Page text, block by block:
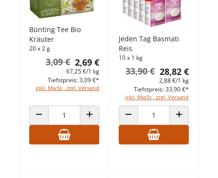
Bünting Tee Bio
Kräuter
20 x 2 g
2,69 €
3,09 €
67,25 €/1 kg
inkl. MwSt., zzgl. Versand
Tiefstpreis: 3,09 €*
ANZAHL VERRINGERNANZAHL ERHÖHEN
Jeden Tag Basmati
Reis
10 x 1 kg
28,82 €
33,90 €
2,88 €/1 kg
inkl. MwSt., zzgl. Versand
Tiefstpreis: 33,90 €*
ANZAHL VERRINGERNANZAHL